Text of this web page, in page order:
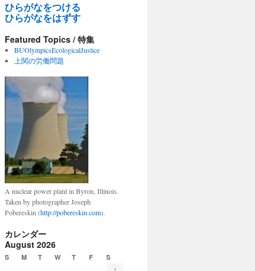
ひらがなをつける
ひらがなをはずす
Featured Topics / 特集
BUOlympicsEcologicalJustice
上関の労働問題
A nuclear power plant in Byron, Illinois.
Taken by photographer Joseph
Pobereskin (http://pobereskin.com).
カレンダー
August 2026
S M T W T F S